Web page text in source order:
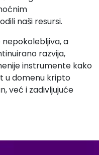
naši resursi.
a
razvija,
instrumente kako
u domenu kripto
već i zadivljujuće